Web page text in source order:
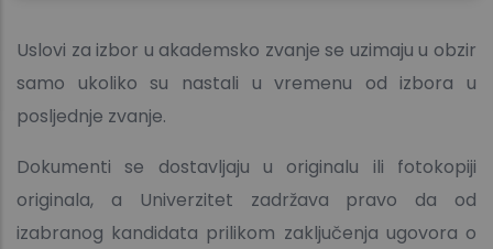
Uslovi za izbor u akademsko zvanje se uzimaju u obzir
samo ukoliko su nastali u vremenu od izbora u
posljednje zvanje.
Dokumenti se dostavljaju u originalu ili fotokopiji
originala, a Univerzitet zadržava pravo da od
izabranog kandidata prilikom zaključenja ugovora o